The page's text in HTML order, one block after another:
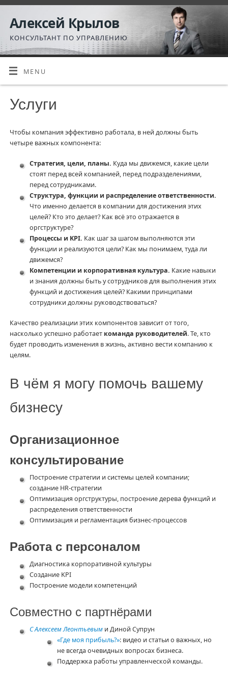
Алексей Крылов
КОНСУЛЬТАНТ ПО УПРАВЛЕНИЮ
MENU
Услуги
Чтобы компания эффективно работала, в ней должны быть
четыре важных компонента:
Стратегия, цели, планы. Куда мы движемся, какие цели
стоят перед всей компанией, перед подразделениями,
перед сотрудниками.
Структура, функции и распределение ответственности.
Что именно делается в компании для достижения этих
целей? Кто это делает? Как всё это отражается в
оргструктуре?
Процессы и KPI. Как шаг за шагом выполняются эти
функции и реализуются цели? Как мы понимаем, туда ли
движемся?
Компетенции и корпоративная культура. Какие навыки
и знания должны быть у сотрудников для выполнения этих
функций и достижения целей? Какими принципами
сотрудники должны руководствоваться?
Качество реализации этих компонентов зависит от того,
насколько успешно работает команда руководителей. Те, кто
будет проводить изменения в жизнь, активно вести компанию к
целям.
В чём я могу помочь вашему
бизнесу
Организационное
консультирование
Построение стратегии и системы целей компании;
создание HR-стратегии
Оптимизация оргструктуры, построение дерева функций и
распределения ответственности
Оптимизация и регламентация бизнес-процессов
Работа с персоналом
Диагностика корпоративной культуры
Создание KPI
Построение модели компетенций
Совместно с партнёрами
С Алексеем Леонтьевыми Диной Супрун
«Где моя прибыль?»: видео и статьи о важных, но
не всегда очевидных вопросах бизнеса.
Поддержка работы управленческой команды.